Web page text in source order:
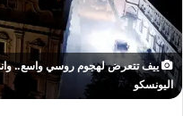
ييف تتعرض لهجوم روسي واسع..
اليونسكو